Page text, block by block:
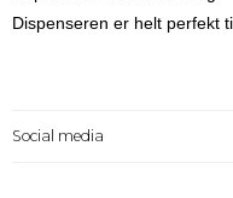
Dispenseren er helt perfekt
Social media